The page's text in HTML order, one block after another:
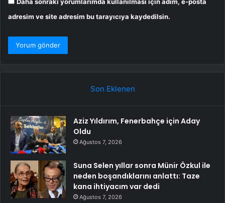
adresim ve site adresim bu tarayıcıya kaydedilsin.
Son Eklenen
Aziz Yıldırım, Fenerbahçe için Aday
Oldu
Ağustos 7, 2026
Suna Selen yıllar sonra Münir Özkul ile
neden boşandıklarını anlattı: Taze
kana ihtiyacım var dedi
Ağustos 7, 2026